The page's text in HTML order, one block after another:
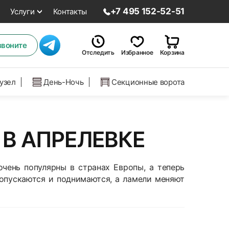
Услуги Контакты +7 495 152-52-51
Отследить Избранное Корзина
День-Ночь Секционные ворота
АПРЕЛЕВКЕ
популярны в странах Европы, а теперь
и поднимаются, а ламели меняют